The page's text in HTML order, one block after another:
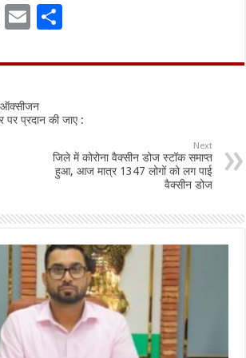
X
E
ai ar
पर प्रदान की जाए :
Next
जिले में कोरोना वैक्सीन डोज स्टॉक समाप्त
हुआ, आज मात्र 1347 लोगों को लग पाई
वैक्सीन डोज